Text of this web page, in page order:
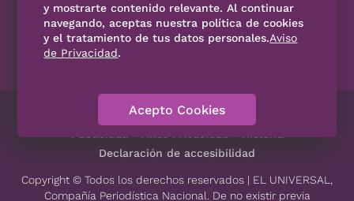
SÍGUENOS
Contáctanos Código de Ética
Declaración de accesibilidad
Copyright © Todos los derechos reservados | EL UNIVERSAL,
Compañía Periodística Nacional. De no existir previa
y mostrarte contenido relevante. Al continuar
navegando, aceptas nuestra política de cookies
y el tratamiento de tus datos personales.Aviso
de Privacidad.
Acepto Cookies